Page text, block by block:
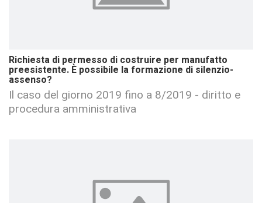
Richiesta di permesso di costruire per manufatto
preesistente. È possibile la formazione di silenzio-
assenso?
Il caso del giorno 2019 fino a 8/2019 - diritto e
procedura amministrativa